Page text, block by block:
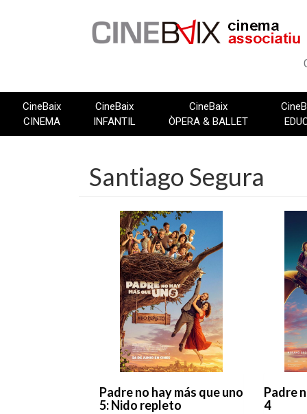
CineBaix
CINEMA
CineBaix
INFANTIL
CineBaix
ÒPERA & BALLET
Santiago Segura
Padre no hay más que uno
5: Nido repleto
Padre
4